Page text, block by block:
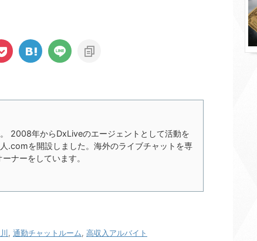
2008年からDxLiveのエージェントとして活動を
.comを開設しました。海外のライブチャットを専
ナーをしています。
, 通勤チャットルーム, 高収入アルバイト